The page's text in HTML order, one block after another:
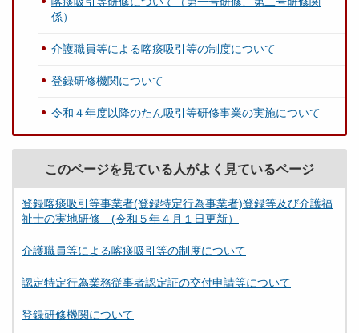
係）
介護職員等による喀痰吸引等の制度について
登録研修機関について
令和４年度以降のたん吸引等研修事業の実施について
このページを見ている人がよく見ているページ
登録喀痰吸引等事業者(登録特定行為事業者)登録等及び介護福
祉士の実地研修 (令和５年４月１日更新）
介護職員等による喀痰吸引等の制度について
認定特定行為業務従事者認定証の交付申請等について
登録研修機関について